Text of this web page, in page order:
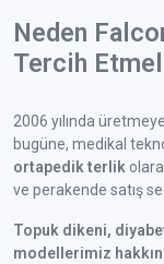
Neden
Tercih
2006 yılında
bugüne, medikal
ortapedik terlik
ve perakende satış
Topuk dikeni,
modellerimiz